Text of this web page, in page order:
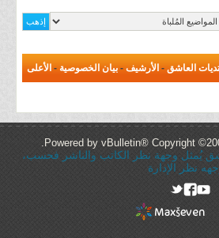
العاشق - الأرشيف - بيان الخصوصية - الأعلى
Powered by vBulletin® Copyright
يُمثل وجهة نظر الكاتب والناشر فحسب،
نظر الإدارة